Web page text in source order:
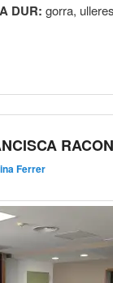
DUR: gorra,
Ferrer